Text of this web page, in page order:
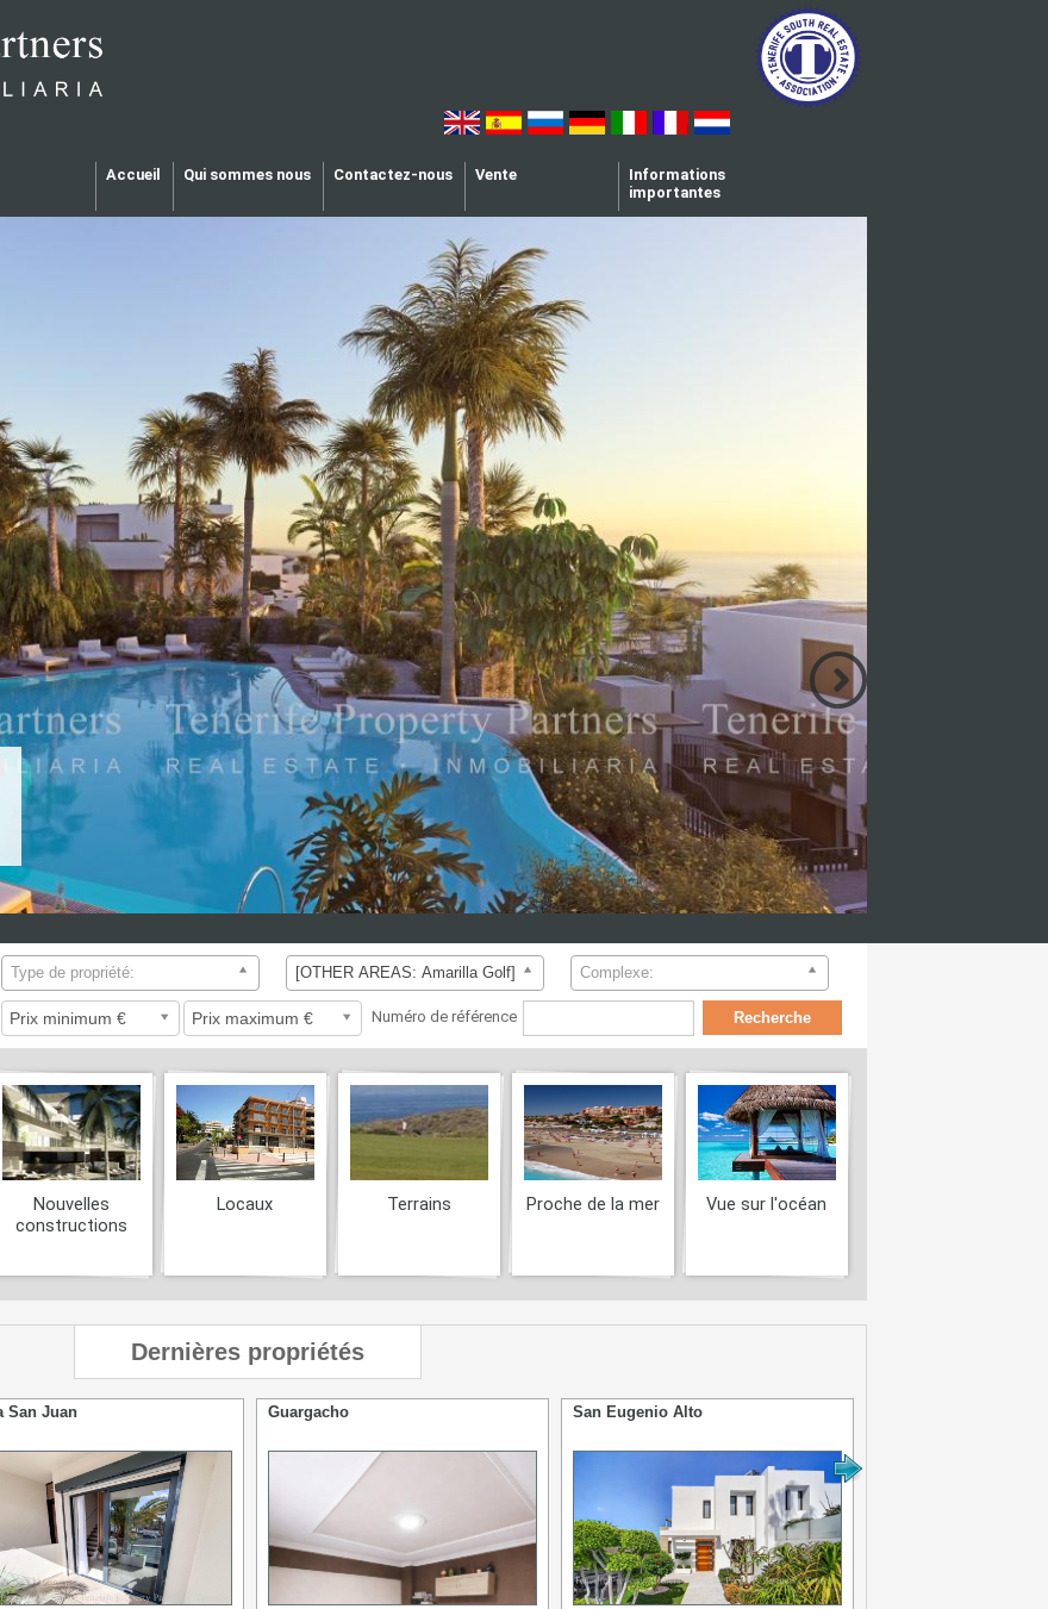
Accueil Qui sommes nous Contactez-nous Vente
Informations
importantes
Type de propriété: [OTHER AREAS: Amarilla Golf] Complexe:
Numéro de référence
Nouvelles
constructions
Locaux Terrains Proche de la mer Vue sur l'océan
Dernières propriétés
San Juan Guargacho San Eugenio Alto